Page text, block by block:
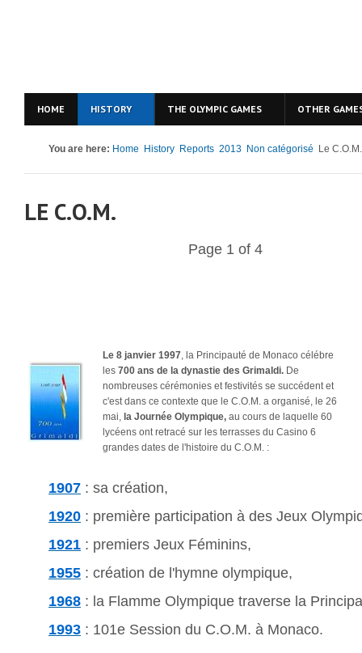
HOME HISTORY THE OLYMPIC GAMES OTHER
You are here: Home History Reports 2013 Non catégorisé Le C.O.M.
LE C.O.M.
Page 1 of 4
Le 8 janvier 1997, la Principauté de Monaco célébre
les 700 ans de la dynastie des Grimaldi. De
nombreuses cérémonies et festivités se succédent et
c'est dans ce contexte que le C.O.M. a organisé, le 26
mai, la Journée Olympique, au cours de laquelle 60
lycéens ont retracé sur les terrasses du Casino 6
grandes dates de l'histoire du C.O.M. :
1907 : sa création,
1920 : première participation à des Jeux
1921 : premiers Jeux Féminins,
1955 : création de l'hymne olympique,
1968 : la Flamme Olympique traverse la
1993 : 101e Session du C.O.M. à Monaco.